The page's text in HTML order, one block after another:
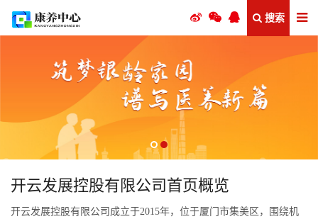
搜索
开云发展控股有限公司首页概览
开云发展控股有限公司成立于2015年，位于厦门市集美区，围绕机